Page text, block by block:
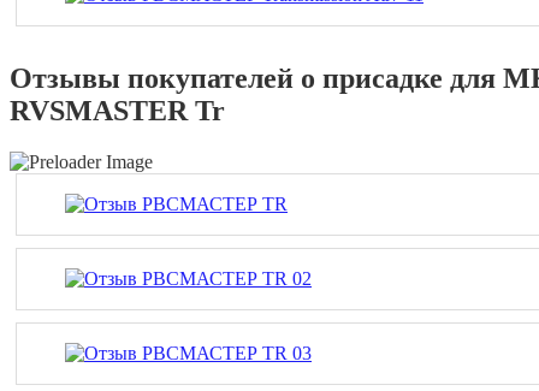
Отзывы покупателей о присадке для
RVSMASTER Tr